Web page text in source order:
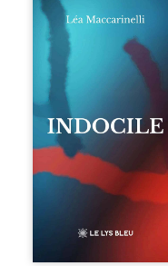
Quatre parties.
Quatre refus.
Quatre visages
d’une existence en
friction. Entre les
silences qu’on ne
déchiffre pas, les
amours qu’on
dérange, les corps
qu’on administre
et les liens qu’on
sabote, cet
ouvrage parle à
vivent trop fort,
trop vrai, trop tôt.